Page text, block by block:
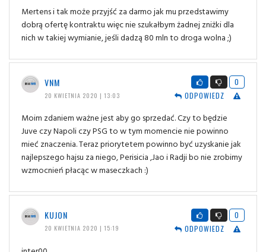
Mertens i tak może przyjść za darmo jak mu przedstawimy
dobrą ofertę kontraktu więc nie szukałbym żadnej zniżki dla
nich w takiej wymianie, jeśli dadzą 80 mln to droga wolna ;)
VNM
20 KWIETNIA 2020 | 13:03
0
ODPOWIEDZ
Moim zdaniem ważne jest aby go sprzedać. Czy to będzie
Juve czy Napoli czy PSG to w tym momencie nie powinno
mieć znaczenia. Teraz priorytetem powinno być uzyskanie jak
najlepszego hajsu za niego, Perisicia ,Jao i Radji bo nie zrobimy
wzmocnień płacąc w maseczkach :)
KUJON
20 KWIETNIA 2020 | 15:19
0
ODPOWIEDZ